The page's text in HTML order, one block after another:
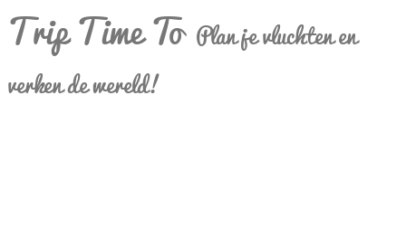
Trip Time To Plan je vluchten en
verken de wereld!